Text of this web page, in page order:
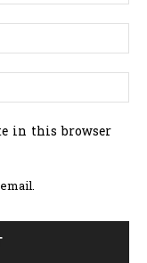
in this browser